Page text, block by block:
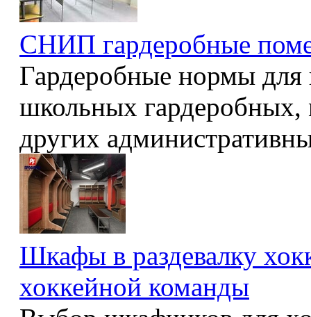
СНИП гардеробные
Гардеробные нормы
школьных
других
Шкафы в раздевалку
хоккейной команды